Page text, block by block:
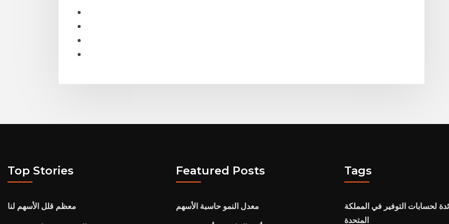
Top Stories
معظم قلل الأسهم لنا
Featured Posts
معدل النمو حاسبة الأسهم
Tags
لحسابات التوفير في المملكة
المتحدة